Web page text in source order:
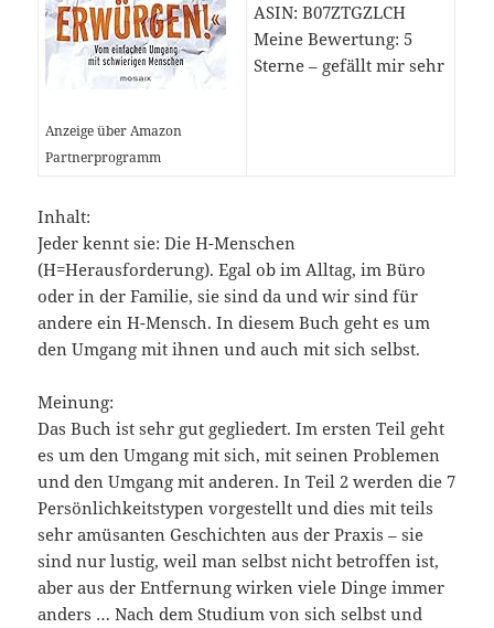
Anzeige über Amazon
Partnerprogramm
ASIN: B07ZTGZLCH
Meine Bewertung: 5
Sterne – gefällt mir sehr
Inhalt:
Jeder kennt sie: Die H-Menschen
(H=Herausforderung). Egal ob im Alltag, im Büro
oder in der Familie, sie sind da und wir sind für
andere ein H-Mensch. In diesem Buch geht es um
den Umgang mit ihnen und auch mit sich selbst.
Meinung:
Das Buch ist sehr gut gegliedert. Im ersten Teil geht
es um den Umgang mit sich, mit seinen Problemen
und den Umgang mit anderen. In Teil 2 werden die 7
Persönlichkeitstypen vorgestellt und dies mit teils
sehr amüsanten Geschichten aus der Praxis – sie
sind nur lustig, weil man selbst nicht betroffen ist,
aber aus der Entfernung wirken viele Dinge immer
anders … Nach dem Studium von sich selbst und